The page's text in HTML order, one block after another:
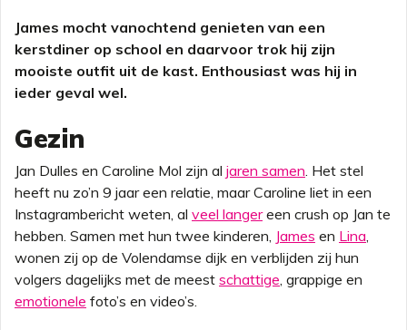
James mocht vanochtend genieten van een
kerstdiner op school en daarvoor trok hij zijn
mooiste outfit uit de kast. Enthousiast was hij in
ieder geval wel.
Gezin
Jan Dulles en Caroline Mol zijn al jaren samen. Het stel
heeft nu zo’n 9 jaar een relatie, maar Caroline liet in een
Instagrambericht weten, al veel langereen crush op Jan te
hebben. Samen met hun twee kinderen, James en Lina,
wonen zij op de Volendamse dijk en verblijden zij hun
volgers dagelijks met de meest schattige, grappige en
emotionele foto’s en video’s.